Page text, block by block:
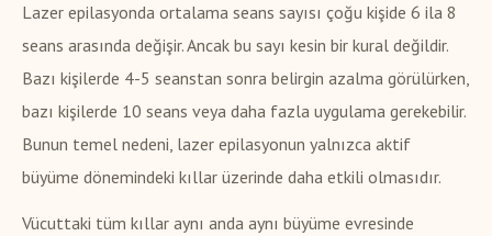
Lazer epilasyonda ortalama seans sayısı çoğu kişide 6 ila 8
seans arasında değişir. Ancak bu sayı kesin bir kural değildir.
Bazı kişilerde 4-5 seanstan sonra belirgin azalma görülürken,
bazı kişilerde 10 seans veya daha fazla uygulama gerekebilir.
Bunun temel nedeni, lazer epilasyonun yalnızca aktif
büyüme dönemindeki kıllar üzerinde daha etkili olmasıdır.
Vücuttaki tüm kıllar aynı anda aynı büyüme evresinde